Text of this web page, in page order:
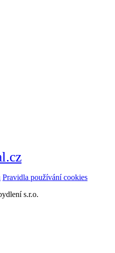
Pravidla používání cookies
s.r.o.